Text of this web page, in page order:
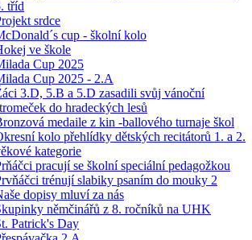
tříd
srdce
cup - školní kolo
ve škole
Cup 2025
Cup 2025 - 2.A
3.D, 5.B a 5.D zasadili svůj vánoční
do hradeckých lesů
medaile z kin -ballového turnaje škol
kolo přehlídky dětských recitátorů 1. a 2.
kategorie
pracují se školní speciální pedagožkou
trénují slabiky psaním do mouky 2
dopisy mluví za nás
němčinářů z 8. ročníků na UHK
Patrick's Day